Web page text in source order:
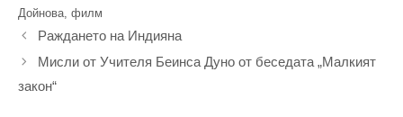
Дойнова, филм
Раждането на Индияна
Мисли от Учителя Беинса Дуно от беседата „Малкият
закон“